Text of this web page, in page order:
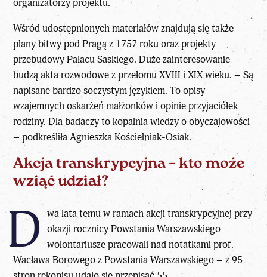
organizatorzy projektu.
Wśród udostępnionych materiałów znajdują się także
plany bitwy pod Pragą z 1757 roku oraz projekty
przebudowy Pałacu Saskiego. Duże zainteresowanie
budzą akta rozwodowe z przełomu XVIII i XIX wieku. – Są
napisane bardzo soczystym językiem. To opisy
wzajemnych oskarżeń małżonków i opinie przyjaciółek
rodziny. Dla badaczy to kopalnia wiedzy o obyczajowości
– podkreśliła Agnieszka Kościelniak-Osiak.
Akcja transkrypcyjna – kto może
wziąć udział?
D
wa lata temu w ramach akcji transkrypcyjnej przy
okazji rocznicy Powstania Warszawskiego
wolontariusze pracowali nad notatkami prof.
Wacława Borowego z Powstania Warszawskiego – z 95